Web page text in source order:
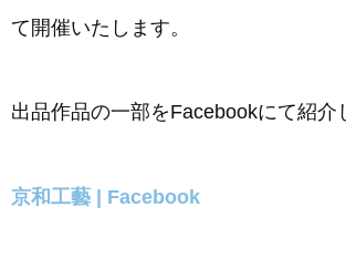
て開催いたします。
出品作品の一部をFacebookにて紹介
京和工藝 | Facebook